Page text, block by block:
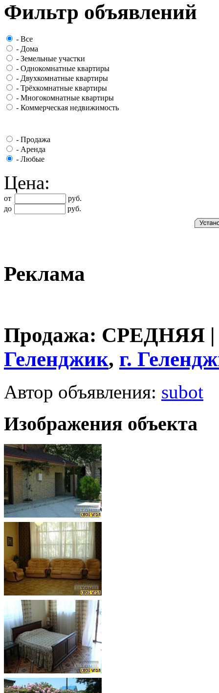
Фильтр объявлений
- Все
- Дома
- Земельные участки
- Однокомнатные квартиры
- Двухкомнатные квартиры
- Трёхкомнатные квартиры
- Многокомнатные квартиры
- Коммерческая недвижимость
- Продажа
- Аренда
- Любые
Цена:
от
руб.
до
руб.
Реклама
Продажа: СРЕДНЯЯ
Геленджик, г.
Автор объявления: subot
Изображения объекта